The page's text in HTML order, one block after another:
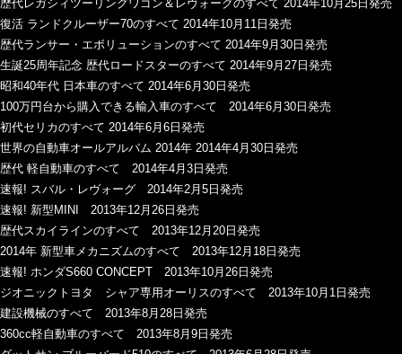
歴代レガシィツーリングワゴン＆レヴォーグのすべて 2014年10月25日発売
復活 ランドクルーザー70のすべて 2014年10月11日発売
歴代ランサー・エボリューションのすべて 2014年9月30日発売
生誕25周年記念 歴代ロードスターのすべて 2014年9月27日発売
昭和40年代 日本車のすべて 2014年6月30日発売
100万円台から購入できる輸入車のすべて 2014年6月30日発売
初代セリカのすべて 2014年6月6日発売
世界の自動車オールアルバム 2014年 2014年4月30日発売
歴代 軽自動車のすべて 2014年4月3日発売
速報! スバル・レヴォーグ 2014年2月5日発売
速報! 新型MINI 2013年12月26日発売
歴代スカイラインのすべて 2013年12月20日発売
2014年 新型車メカニズムのすべて 2013年12月18日発売
速報! ホンダS660 CONCEPT 2013年10月26日発売
ジオニックトヨタ シャア専用オーリスのすべて 2013年10月1日発売
建設機械のすべて 2013年8月28日発売
360cc軽自動車のすべて 2013年8月9日発売